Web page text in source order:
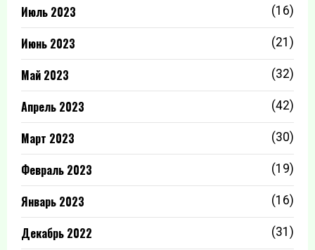
Июль 2023 (16)
Июнь 2023 (21)
Май 2023 (32)
Апрель 2023 (42)
Март 2023 (30)
Февраль 2023 (19)
Январь 2023 (16)
Декабрь 2022 (31)